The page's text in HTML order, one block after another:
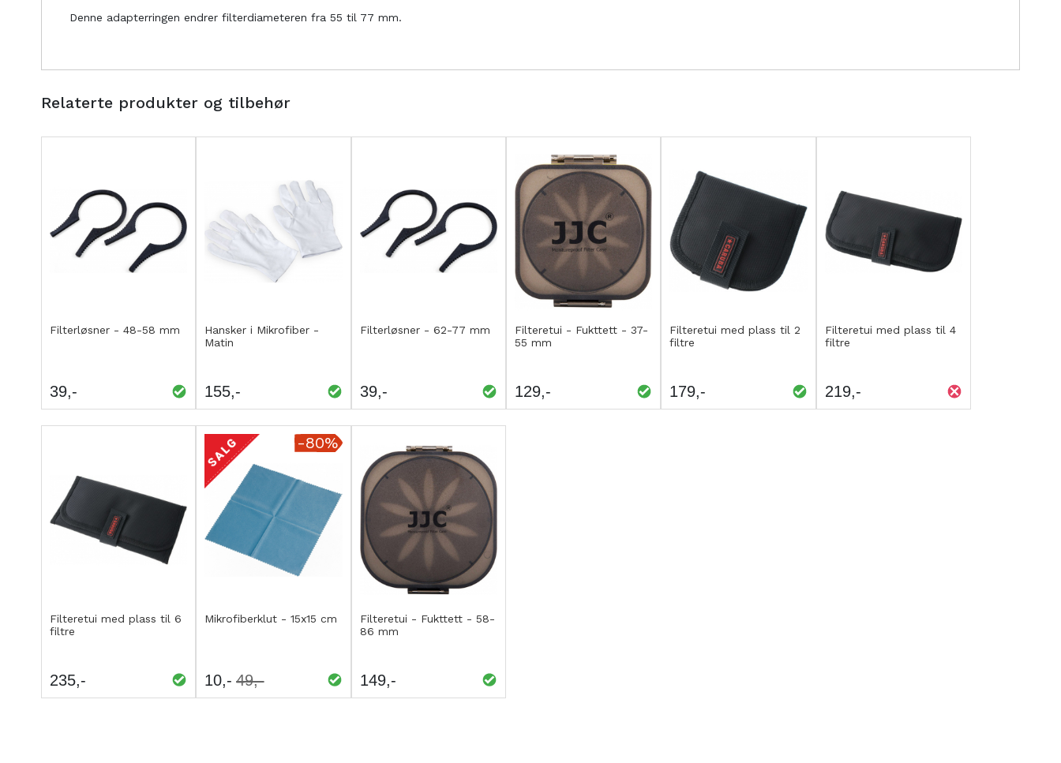
Denne adapterringen endrer filterdiameteren fra 55 til 77 mm.
Relaterte produkter og tilbehør
Filterløsner - 48-58 mm
Kjøp
LEGG
39
Hansker i Mikrofiber -
Matin
Kjøp
LEGG
155
Filterløsner - 62-77 mm
Kjøp
LEGG
39
Filteretui - Fukttett - 37-
55 mm
Kjøp
LEGG
129
Filteretui med plass til 2
filtre
Kjøp
LEGG
179
Filteretui med plass til 4
filtre
Kjøp
LEGG
219
Filteretui med plass til 6
filtre
Kjøp
LEGG
235
-80%
Mikrofiberklut - 15x15 cm
Kjøp
LEGG
10 49
Filteretui - Fukttett - 58-
86 mm
Kjøp
LEGG
149